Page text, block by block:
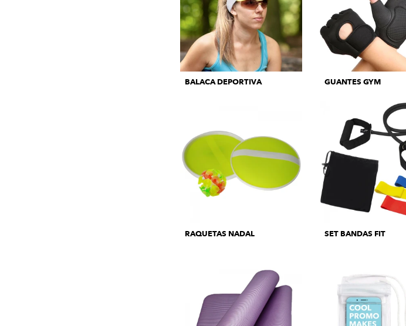
BALACA DEPORTIVA GUANTES GYM
RAQUETAS NADAL SET BANDAS FIT